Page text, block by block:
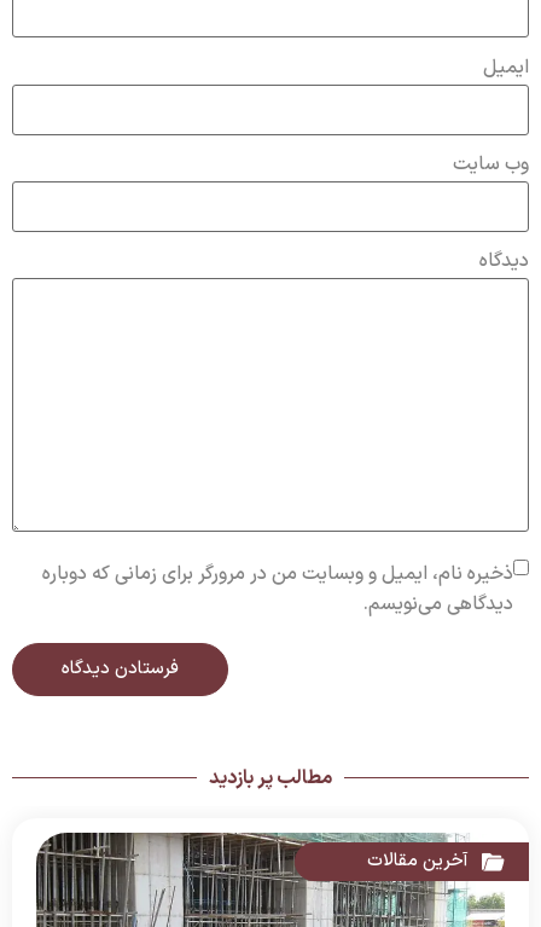
دیدگاه
ایمیل
وب‌ سایت
ذخیره نام، ایمیل و وبسایت من در مرورگر برای زمانی که دوباره
دیدگاهی می‌نویسم.
مطالب پر بازدید
آخرین مقالات